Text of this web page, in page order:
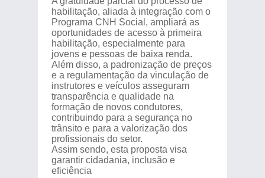
habilitação, aliada à integração com o
Programa CNH Social, ampliará as
oportunidades de acesso à primeira
habilitação, especialmente para
jovens e pessoas de baixa renda.
Além disso, a padronização de preços
e a regulamentação da vinculação de
instrutores e veículos asseguram
transparência e qualidade na
formação de novos condutores,
contribuindo para a segurança no
trânsito e para a valorização dos
profissionais do setor.
Assim sendo, esta proposta visa
garantir cidadania, inclusão e
eficiência